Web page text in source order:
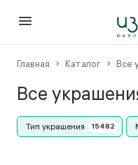
Главная Каталог Все
Все
Тип украшения